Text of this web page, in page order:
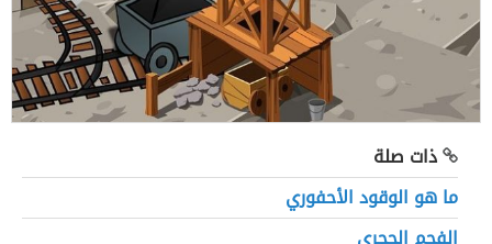
ذات صلة
ما هو الوقود الأحفوري